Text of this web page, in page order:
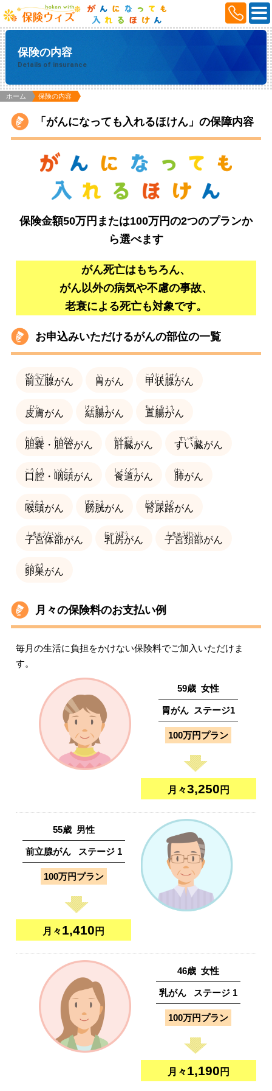
保険の内容
Details of insurance
ホーム 保険の内容
「がんになっても入れるほけん」の保障内容
保険金額50万円または100万円の2つのプランか
ら選べます
がん死亡はもちろん、
がん以外の病気や不慮の事故、
老衰による死亡も対象です。
お申込みいただけるがんの部位の一覧
前立腺がん 胃がん 甲状腺がん
皮膚がん 結腸がん 直腸がん
胆嚢 ・ 胆管がん 肝臓がん すい臓がん
口腔 ・ 咽頭がん 食道がん 肺がん
喉頭がん 膀胱がん 腎尿路がん
子宮体部がん 乳房がん 子宮頚部がん
卵巣がん
月々の保険料のお支払い例
毎月の生活に負担をかけない保険料でご加入いただけま
す。
59歳女性
胃がん ステージ1
100万円プラン
月々3,250 円
55歳 男性
前立腺がんステージ 1
100万円プラン
月々1,410 円
46歳女性
乳がん ステージ 1
100万円プラン
月々1,190 円